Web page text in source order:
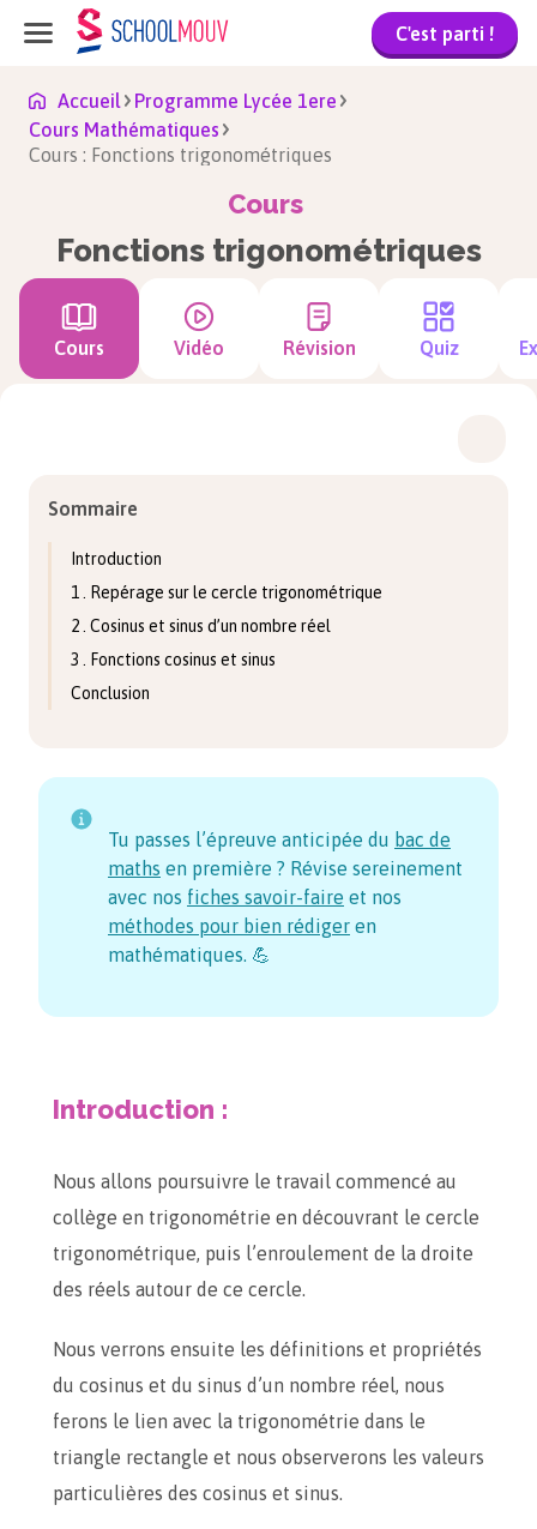
C'est parti !
Accueil
Programme Lycée 1ere
Cours Mathématiques
Cours : Fonctions trigonométriques
Cours
Fonctions trigonométriques
Cours Vidéo Révision Quiz
Sommaire
Introduction
1 . Repérage sur le cercle trigonométrique
2 . Cosinus et sinus d’un nombre réel
3 . Fonctions cosinus et sinus
Conclusion
Tu passes l’épreuve anticipée du bac de
maths en première ? Révise sereinement
avec nos fiches savoir-faire et nos
méthodes pour bien rédiger en
mathématiques. 💪
Introduction :
Nous allons poursuivre le travail commencé au
collège en trigonométrie en découvrant le cercle
trigonométrique, puis l’enroulement de la droite
des réels autour de ce cercle.
Nous verrons ensuite les définitions et propriétés
du cosinus et du sinus d’un nombre réel, nous
ferons le lien avec la trigonométrie dans le
triangle rectangle et nous observerons les valeurs
particulières des cosinus et sinus.